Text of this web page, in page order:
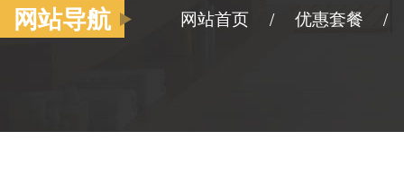
网站导航 网站首页 / 优惠套餐 /